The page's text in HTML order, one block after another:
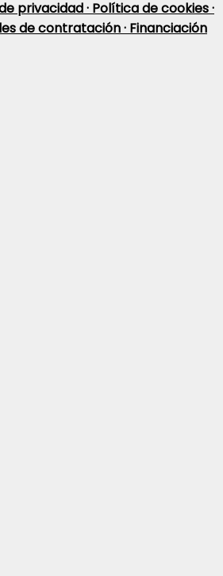
privacidad · Política de cookies ·
de contratación · Financiación